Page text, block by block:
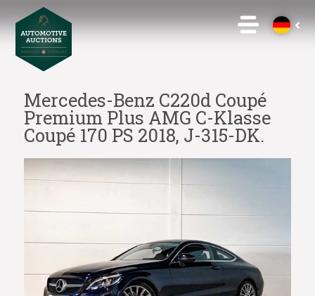
Mercedes-Benz C220d Coupé
Premium Plus AMG C-Klasse
Coupé 170 PS 2018, J-315-DK.